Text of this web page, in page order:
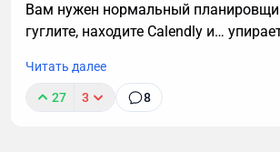
Вам нужен нормальный
гуглите, находите Calendly и…
Читать далее
27 3 8